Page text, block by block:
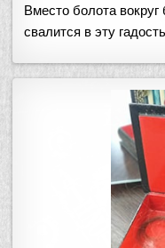
Вместо болота
свалится в эту